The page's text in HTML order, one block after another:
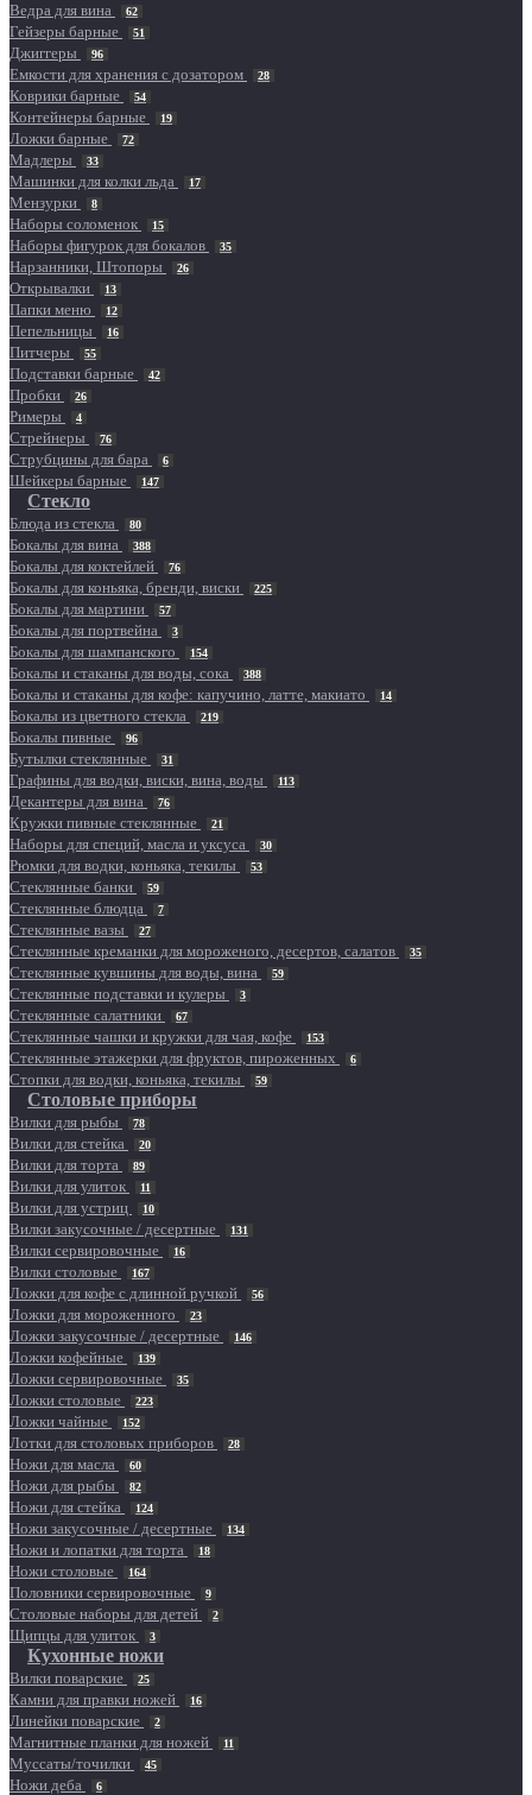
Ведра для вина 62
Гейзеры барные 51
Джиггеры 96
Емкости для хранения с дозатором 28
Коврики барные 54
Контейнеры барные 19
Ложки барные 72
Мадлеры 33
Машинки для колки льда 17
Мензурки 8
Наборы соломенок 15
Наборы фигурок для бокалов 35
Нарзанники, Штопоры 26
Открывалки 13
Папки меню 12
Пепельницы 16
Питчеры 55
Подставки барные 42
Пробки 26
Римеры 4
Стрейнеры 76
Струбцины для бара 6
Шейкеры барные 147
Стекло
Блюда из стекла 80
Бокалы для вина 388
Бокалы для коктейлей 76
Бокалы для коньяка, бренди, виски 225
Бокалы для мартини 57
Бокалы для портвейна 3
Бокалы для шампанского 154
Бокалы и стаканы для воды, сока 388
Бокалы и стаканы для кофе: капучино, латте, макиато 14
Бокалы из цветного стекла 219
Бокалы пивные 96
Бутылки стеклянные 31
Графины для водки, виски, вина, воды 113
Декантеры для вина 76
Кружки пивные стеклянные 21
Наборы для специй, масла и уксуса 30
Рюмки для водки, коньяка, текилы 53
Стеклянные банки 59
Стеклянные блюдца 7
Стеклянные вазы 27
Стеклянные креманки для мороженого, десертов, салатов 35
Стеклянные кувшины для воды, вина 59
Стеклянные подставки и кулеры 3
Стеклянные салатники 67
Стеклянные чашки и кружки для чая, кофе 153
Стеклянные этажерки для фруктов, пироженных 6
Стопки для водки, коньяка, текилы 59
Столовые приборы
Вилки для рыбы 78
Вилки для стейка 20
Вилки для торта 89
Вилки для улиток 11
Вилки для устриц 10
Вилки закусочные / десертные 131
Вилки сервировочные 16
Вилки столовые 167
Ложки для кофе с длинной ручкой 56
Ложки для мороженного 23
Ложки закусочные / десертные 146
Ложки кофейные 139
Ложки сервировочные 35
Ложки столовые 223
Ложки чайные 152
Лотки для столовых приборов 28
Ножи для масла 60
Ножи для рыбы 82
Ножи для стейка 124
Ножи закусочные / десертные 134
Ножи и лопатки для торта 18
Ножи столовые 164
Половники сервировочные 9
Столовые наборы для детей 2
Щипцы для улиток 3
Кухонные ножи
Вилки поварские 25
Камни для правки ножей 16
Линейки поварские 2
Магнитные планки для ножей 11
Муссаты/точилки 45
Ножи деба 6